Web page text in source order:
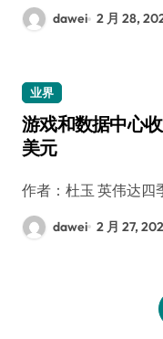
dawei 2 月 28,
业界
游戏和数据中心
美元
作者：杜玉 英伟达
dawei 2 月 27,